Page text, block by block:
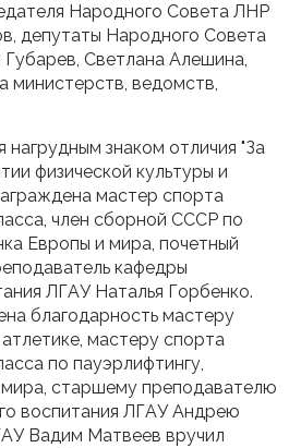
Народного Совета ЛНР
депутаты Народного Совета
Светлана Алешина,
министерств, ведомств,
нагрудным знаком отличия "За
физической культуры и
мастер спорта
член сборной СССР по
Европы и мира, почетный
кафедры
ЛГАУ Наталья Горбенко.
благодарность мастеру
мастеру спорта
по пауэрлифтингу,
старшему преподавателю
воспитания ЛГАУ Андрею
Вадим Матвеев вручил